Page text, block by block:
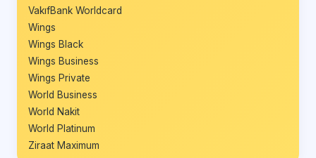
VakıfBank Worldcard
Wings
Wings Black
Wings Business
Wings Private
World Business
World Nakit
World Platinum
Ziraat Maximum